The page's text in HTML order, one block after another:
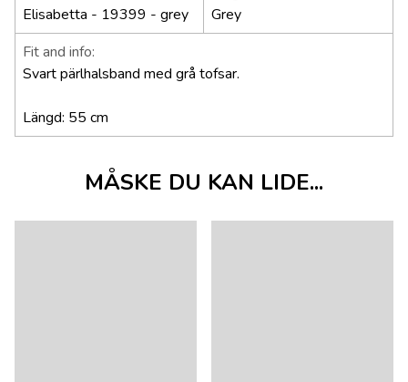
Elisabetta - 19399 - grey
Grey
Fit and info:
Svart pärlhalsband med grå tofsar.
Längd: 55 cm
MÅSKE DU KAN LIDE...